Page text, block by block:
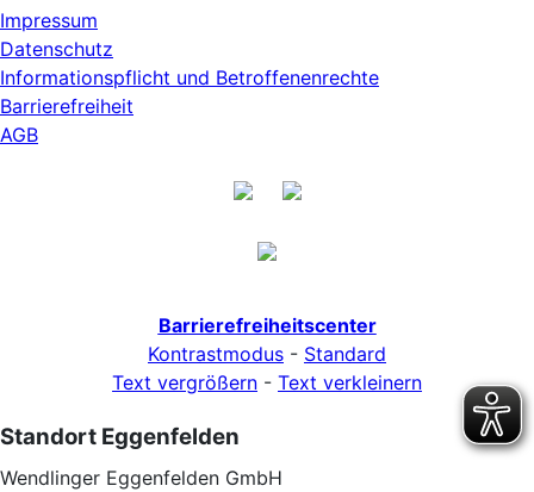
Impressum
Datenschutz
Informationspflicht und Betroffenenrechte
Barrierefreiheit
AGB
Barrierefreiheitscenter
Kontrastmodus - Standard
Text vergrößern - Text verkleinern
Standort Eggenfelden
Wendlinger Eggenfelden GmbH